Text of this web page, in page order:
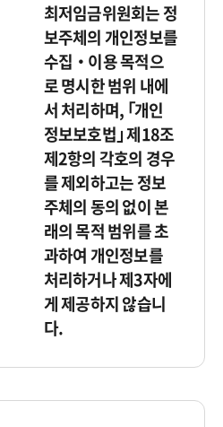
최저임금위원회는 정
보주체의 개인정보를
수집‧이용 목적으
로 명시한 범위 내에
서 처리하며, ｢개인
정보보호법｣ 제18조
제2항의 각호의 경우
를 제외하고는 정보
주체의 동의 없이 본
래의 목적 범위를 초
과하여 개인정보를
처리하거나 제3자에
게 제공하지 않습니
다.